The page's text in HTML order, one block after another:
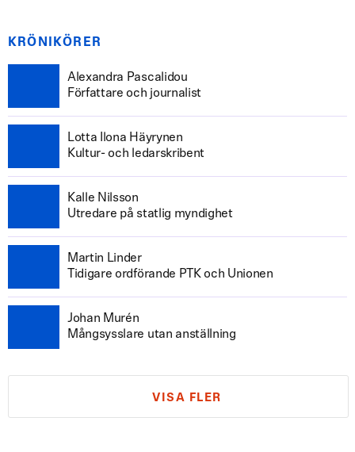
KRÖNIKÖRER
Alexandra Pascalidou
Författare och journalist
Lotta Ilona Häyrynen
Kultur- och ledarskribent
Kalle Nilsson
Utredare på statlig myndighet
Martin Linder
Tidigare ordförande PTK och Unionen
Johan Murén
Mångsysslare utan anställning
VISA FLER